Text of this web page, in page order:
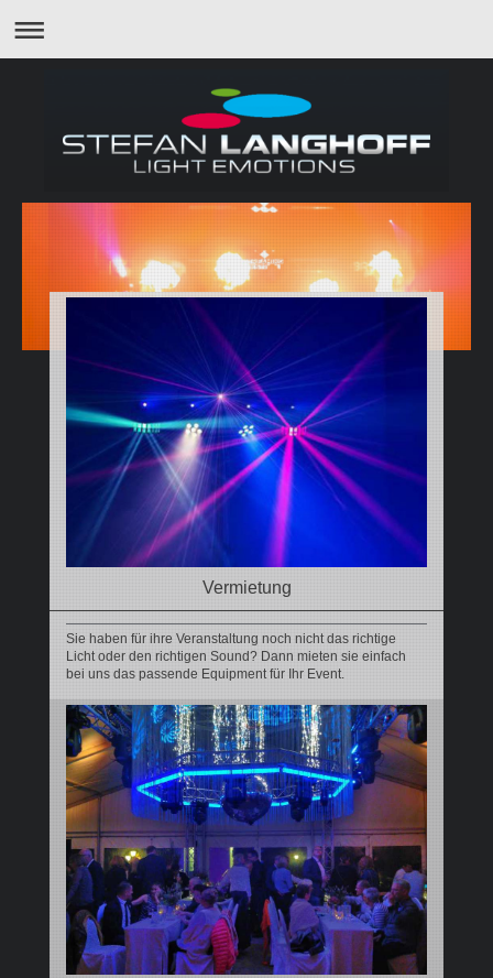
Vermietung
Sie haben für ihre Veranstaltung noch nicht das richtige
Licht oder den richtigen Sound? Dann mieten sie einfach
bei uns das passende Equipment für Ihr Event.